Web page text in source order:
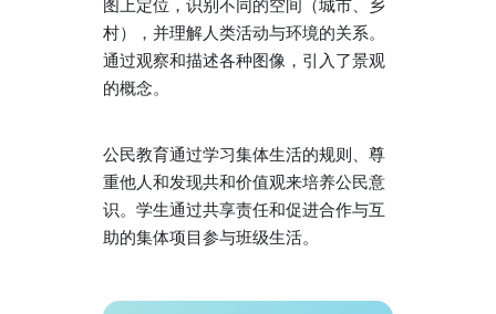
图上定位，识别不同的空间（城市、乡
村），并理解人类活动与环境的关系。
通过观察和描述各种图像，引入了景观
的概念。
公民教育通过学习集体生活的规则、尊
重他人和发现共和价值观来培养公民意
识。学生通过共享责任和促进合作与互
助的集体项目参与班级生活。